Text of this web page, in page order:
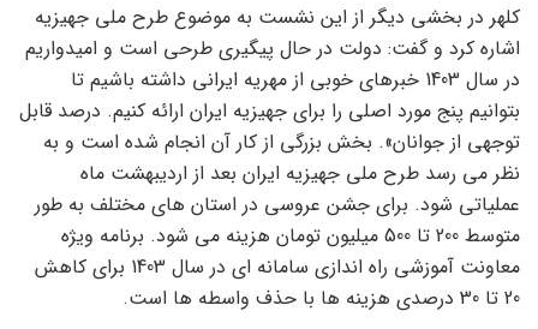
کلهر در بخشی دیگر از این نشست به موضوع طرح ملی جهیزیه
اشاره کرد و گفت: دولت در حال پیگیری طرحی است و امیدواریم
در سال 1403 خبرهای خوبی از مهریه ایرانی داشته باشیم تا
بتوانیم پنج مورد اصلی را برای جهیزیه ایران ارائه کنیم. درصد قابل
توجهی از جوانان». بخش بزرگی از کار آن انجام شده است و به
نظر می رسد طرح ملی جهیزیه ایران بعد از اردیبهشت ماه
عملیاتی شود. برای جشن عروسی در استان های مختلف به طور
متوسط ​​200 تا 500 میلیون تومان هزینه می شود. برنامه ویژه
معاونت آموزشی راه اندازی سامانه ای در سال 1403 برای کاهش
20 تا 30 درصدی هزینه ها با حذف واسطه ها است.